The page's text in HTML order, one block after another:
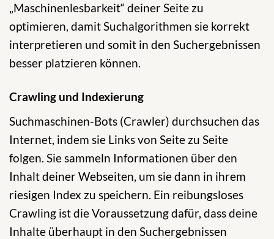
„Maschinenlesbarkeit“ deiner Seite zu
optimieren, damit Suchalgorithmen sie korrekt
interpretieren und somit in den Suchergebnissen
besser platzieren können.
Crawling und Indexierung
Suchmaschinen-Bots (Crawler) durchsuchen das
Internet, indem sie Links von Seite zu Seite
folgen. Sie sammeln Informationen über den
Inhalt deiner Webseiten, um sie dann in ihrem
riesigen Index zu speichern. Ein reibungsloses
Crawling ist die Voraussetzung dafür, dass deine
Inhalte überhaupt in den Suchergebnissen